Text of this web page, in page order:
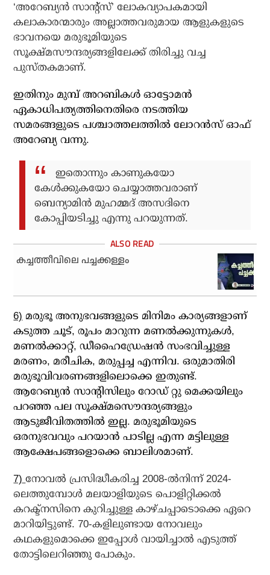
‘അറേബ്യന്‍ സാന്റ്സ്’ ലോകവ്യാപകമായി
കലാകാരന്മാരും അല്ലാത്തവരുമായ ആളുകളുടെ
ഭാവനയെ മരുഭൂമിയുടെ
സൂക്ഷ്മസൗന്ദര്യങ്ങളിലേക്ക് തിരിച്ചു വച്ച
പുസ്തകമാണ്.
ഇതിനും മുമ്പ് അറബികള്‍ ഓട്ടോമന്‍
ഏകാധിപത്യത്തിനെതിരെ നടത്തിയ
സമരങ്ങളുടെ പശ്ചാത്തലത്തില്‍ ലോറന്‍സ് ഓഫ്
അറേബ്യ വന്നു.
ഇതൊന്നും കാണുകയോ
കേള്‍ക്കുകയോ ചെയ്യാത്തവരാണ്
ബെന്യാമിന്‍ മുഹമ്മദ് അസദിനെ
കോപ്പിയടിച്ചു എന്നു പറയുന്നത്.
കച്ചത്തീവിലെ പച്ചക്കള്ളം
6) മരുഭൂ അനുഭവങ്ങളുടെ മിനിമം കാര്യങ്ങളാണ്
കടുത്ത ചൂട്, രൂപം മാറുന്ന മണല്‍ക്കുന്നുകള്‍,
മണല്‍ക്കാറ്റ്, ഡീഹൈഡ്രേഷന്‍ സംഭവിച്ചുള്ള
മരണം, മരീചിക, മരുപ്പച്ച എന്നിവ. ഒരുമാതിരി
മരുഭൂവിവരണങ്ങളിലൊക്കെ ഇതുണ്ട്.
ആറേബ്യന്‍ സാന്റിസിലും റോഡ് റ്റു മെക്കയിലും
പറഞ്ഞ പല സൂക്ഷ്മസൌന്ദര്യങ്ങളും
ആടുജീവിതത്തില്‍ ഇല്ല. മരുഭൂമിയുടെ
ഒരനുഭവവും പറയാന്‍ പാടില്ല എന്ന മട്ടിലുള്ള
ആക്ഷേപങ്ങളൊക്കെ ബാലിശമാണ്.
7) നോവല്‍ പ്രസിദ്ധീകരിച്ച 2008-ല്‍നിന്ന് 2024-
ലെത്തുമ്പോള്‍ മലയാളിയുടെ പൊളിറ്റിക്കല്‍
കറക്ട്‌നസിനെ കുറിച്ചുള്ള കാഴ്ചപ്പാടൊക്കെ ഏറെ
മാറിയിട്ടുണ്ട്. 70-കളിലുണ്ടായ നോവലും
കഥകളുമൊക്കെ ഇപ്പോള്‍ വായിച്ചാല്‍ എടുത്ത്
തോട്ടിലെറിഞ്ഞു പോകും.